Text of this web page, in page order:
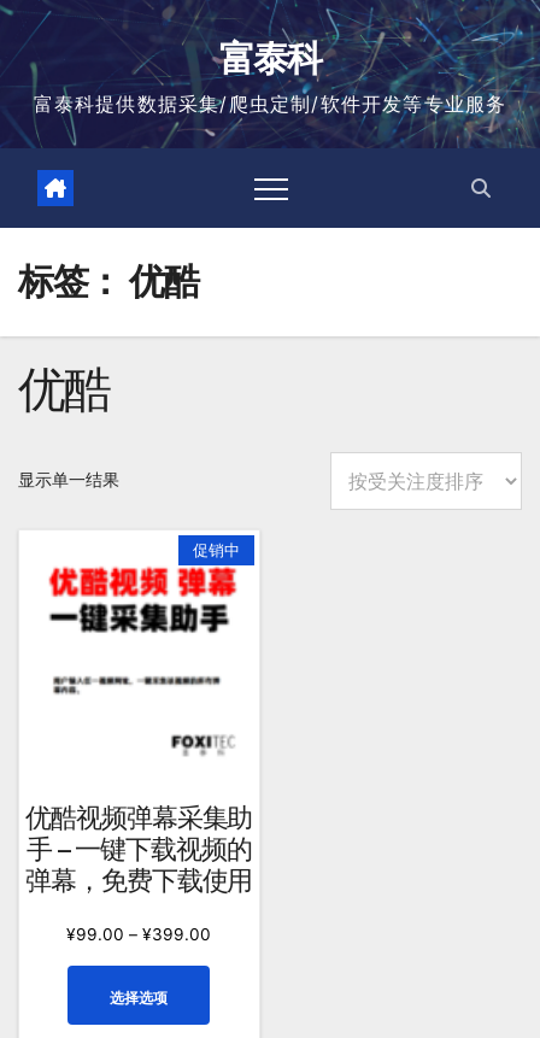
跳
富泰科
富泰科提供数据采集/爬虫定制/软件开发等专业服务
标签：优酷
优酷
显示单一结果
促销中
优酷视频弹幕采集助
手 – 一键下载视频的
弹幕，免费下载使用
¥99.00 –¥399.00
选择选项